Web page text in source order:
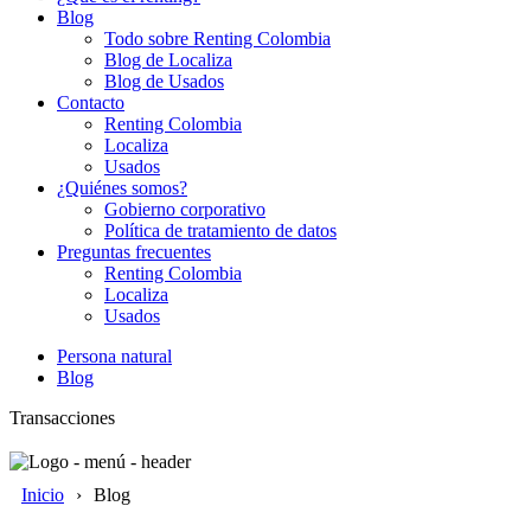
Blog
Todo sobre Renting Colombia
Blog de Localiza
Blog de Usados
Contacto
Renting Colombia
Localiza
Usados
¿Quiénes somos?
Gobierno corporativo
Política de tratamiento de datos
Preguntas frecuentes
Renting Colombia
Localiza
Usados
Persona natural
Blog
Transacciones
Inicio Blog